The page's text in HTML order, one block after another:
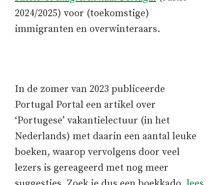
2024/2025) voor (toekomstige)
immigranten en overwinteraars.
In de zomer van 2023 publiceerde
Portugal Portal een artikel over
‘Portugese’ vakantielectuur (in het
Nederlands) met daarin een aantal leuke
boeken, waarop vervolgens door veel
lezers is gereageerd met nog meer